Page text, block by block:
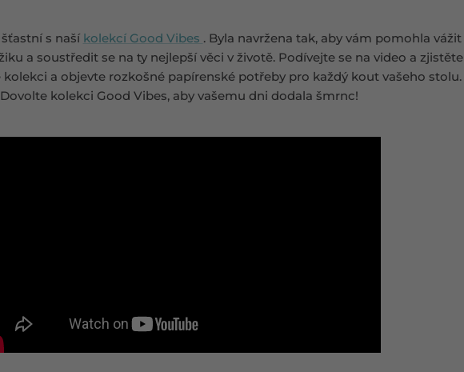
s naší kolekcí Good Vibes . Byla navržena tak, aby vám pomohla vážit
a soustředit se na ty nejlepší věci v životě. Podívejte se na video a zjistěte
kolekci a objevte rozkošné papírenské potřeby pro každý kout vašeho stolu.
Dovolte kolekci Good Vibes, aby vašemu dni dodala šmrnc!